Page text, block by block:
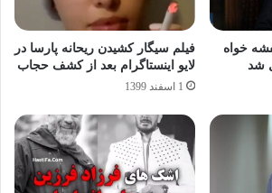
خواه
شد
فیلم سیگار کشیدن ریحانه پارسا در
لایو اینستاگرام بعد از کشف حجاب
1 اسفند 1399